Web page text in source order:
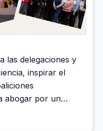
las delegaciones y
inspirar el
abogar por un